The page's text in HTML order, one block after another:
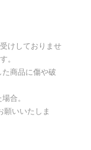
けしておりませ
。
商品に傷や破
合。
願いいたしま